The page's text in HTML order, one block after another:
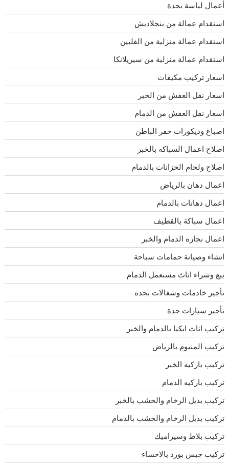
أعمال لياسة بجدة
استقدام عمالة من بنجلاديش
استقدام عمالة منزلية من الفلبين
استقدام عمالة منزلية من سيريلانكا
اسعار تركيب مكيفات
اسعار نقل العفش من الخبر
اسعار نقل العفش من الدمام
اصباغ وديكورات حفر الباطن
اصلاح اعمال السباكه بالخبر
اصلاح ولحام الخزانات بالدمام
اعمال دهان بالرياض
اعمال دهانات بالدمام
اعمال سباكة بالقطيف
اعمال نجاره الدمام والخبر
انشاء وصيانة حمامات سباحة
بيع وشراء اثاث مستعمل الدمام
تأجير خادمات وشغالات بجده
تأجير سيارات جدة
تركيب اثاث ايكيا بالدمام والخبر
تركيب المنيوم بالرياض
تركيب باركيه الخبر
تركيب باركيه الدمام
تركيب بديل الرخام والخشب بالخبر
تركيب بديل الرخام والخشب بالدمام
تركيب بلاط وسيراميك
تركيب جبس بورد بالاحساء